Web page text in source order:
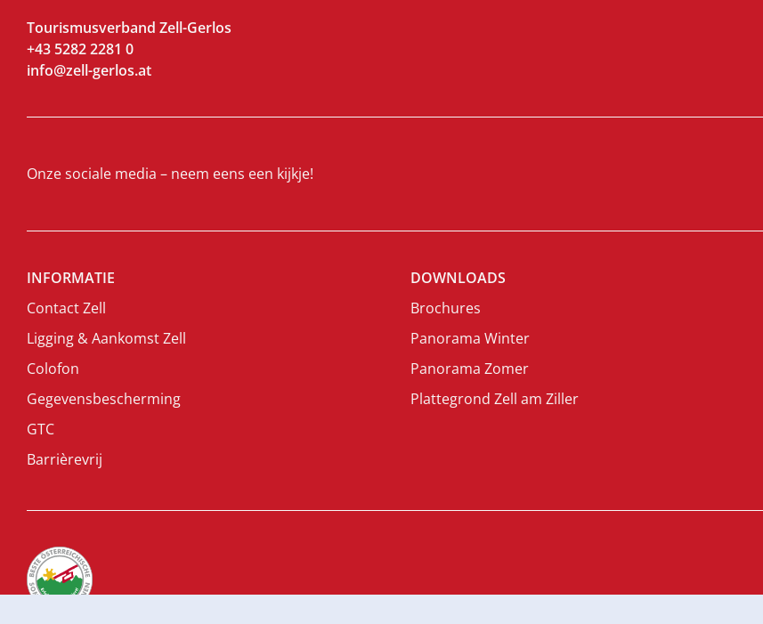
Tourismusverband Zell-Gerlos
+43 5282 2281 0
info@zell-gerlos.at
Onze sociale media – neem eens een kijkje!
INFORMATIE
Contact Zell
Ligging & Aankomst Zell
Colofon
Gegevensbescherming
GTC
Barrièrevrij
DOWNLOADS
Brochures
Panorama Winter
Panorama Zomer
Plattegrond Zell am Ziller